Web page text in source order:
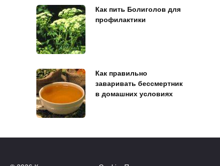
Как пить Болиголов для
профилактики
Как правильно
заваривать бессмертник
в домашних условиях